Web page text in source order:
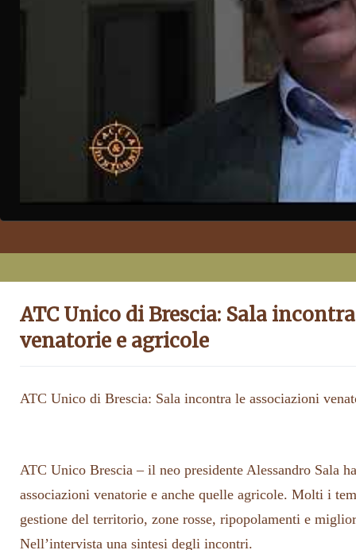
ATC Unico di Brescia: Sala
venatorie e agricole
ATC Unico di Brescia: Sala incontra le associazioni
ATC Unico Brescia – il neo presidente Alessandro Sala
associazioni venatorie e anche quelle agricole. Molti i
gestione del territorio, zone rosse, ripopolamenti e
Nell’intervista una sintesi degli incontri.